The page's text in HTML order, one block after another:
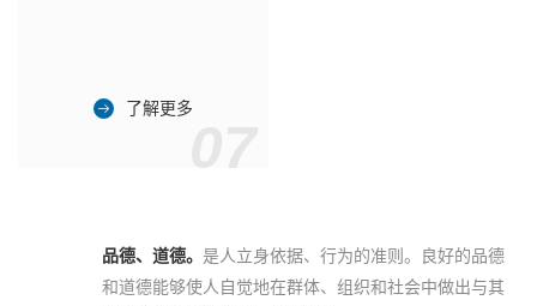
了解更多
品德、道德。 是人立身依据、行为的准则。良好的品德
和道德能够使人自觉地在群体、组织和社会中做出与其